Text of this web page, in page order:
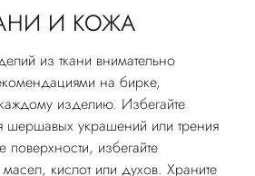
И КОЖА
из ткани внимательно
на бирке,
изделию. Избегайте
шершавых украшений или трения
избегайте
кислот или духов. Храните